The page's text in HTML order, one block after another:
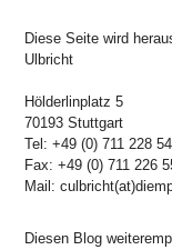
Diese Seite wird
Ulbricht
Hölderlinplatz 5
70193 Stuttgart
Tel: +49 (0) 711 228
Fax: +49 (0) 711 226
Mail:
Diesen Blog